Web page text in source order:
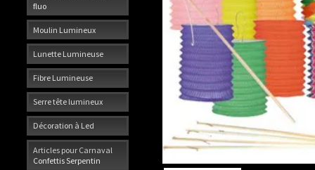
fluo
Moulin Lumineux
Lunette Lumineuse
Fibre Lumineuse
Serre tête lumineux
Décoration à Led
Articles pour Carnaval
Confettis Serpentin